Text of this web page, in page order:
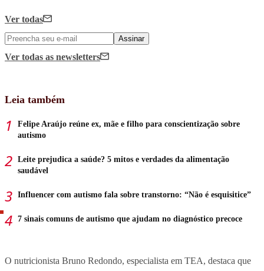
Ver todas
Assinar
Ver todas as newsletters
Leia também
Felipe Araújo reúne ex, mãe e filho para conscientização sobre
autismo
Leite prejudica a saúde? 5 mitos e verdades da alimentação
saudável
Influencer com autismo fala sobre transtorno: “Não é esquisitice”
7 sinais comuns de autismo que ajudam no diagnóstico precoce
O nutricionista Bruno Redondo, especialista em TEA, destaca que